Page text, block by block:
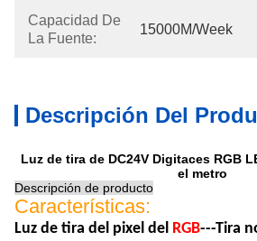
Capacidad De
La Fuente:
15000M/week
Descripción Del
Luz de tira de DC24V Digitaces RGB
el metro
Descripción de producto
Características:
Luz de tira del pixel del RGB---Tira